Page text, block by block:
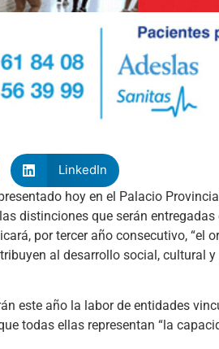
LinkedIn
hoy en el Palacio
distinciones que serán
por tercer año consecutivo, “el
al desarrollo social, cultural
este año la labor de entidades
todas ellas representan “la